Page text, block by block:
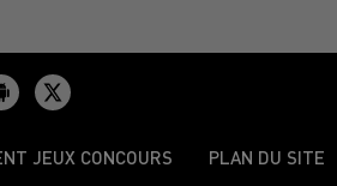
JEUX CONCOURS PLAN DU SITE